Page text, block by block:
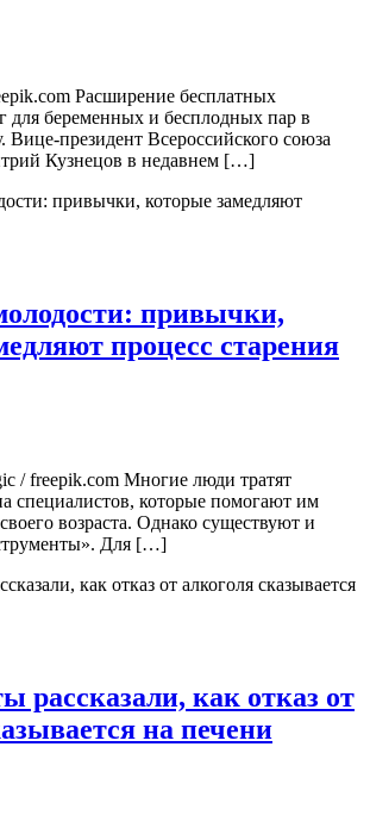
Расширение бесплатных
для беременных и бесплодных пар в
Вице-президент Всероссийского союза
Кузнецов в недавнем […]
привычки,
процесс старения
/ freepik.com Многие люди тратят
специалистов, которые помогают им
возраста. Однако существуют и
Для […]
рассказали, как отказ от
на печени